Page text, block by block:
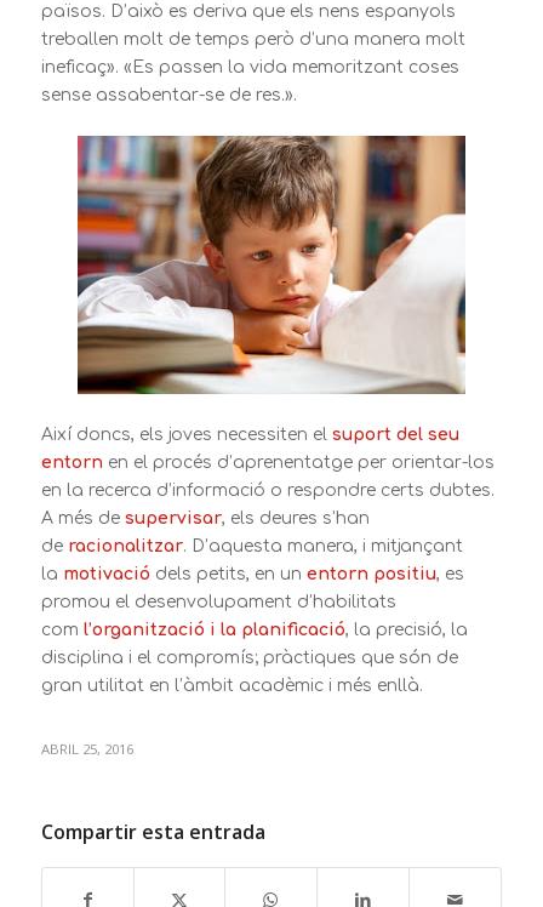
països. D’això es deriva que els nens espanyols
treballen molt de temps però d’una manera molt
ineficaç». «Es passen la vida memoritzant coses
sense assabentar-se de res.».
Així doncs, els joves necessiten el suport del seu
entorn en el procés d’aprenentatge per orientar-los
en la recerca d’informació o respondre certs dubtes.
A més de supervisar, els deures s’han
de racionalitzar. D’aquesta manera, i mitjançant
la motivació dels petits, en un entorn positiu, es
promou el desenvolupament d’habilitats
com l’organització i la planificació, la precisió, la
disciplina i el compromís; pràctiques que són de
gran utilitat en l’àmbit acadèmic i més enllà.
ABRIL 25, 2016
Compartir esta entrada